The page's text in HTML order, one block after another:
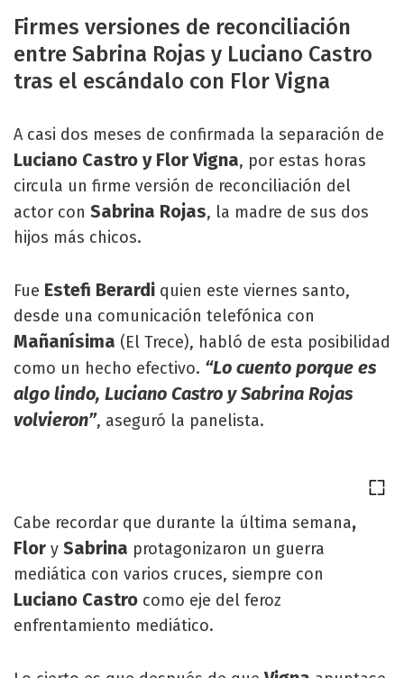
Firmes versiones de reconciliación
entre Sabrina Rojas y Luciano Castro
tras el escándalo con Flor Vigna
A casi dos meses de confirmada la separación de
Luciano Castro y Flor Vigna, por estas horas
circula un firme versión de reconciliación del
actor con Sabrina Rojas, la madre de sus dos
hijos más chicos.
Fue Estefi Berardi quien este viernes santo,
desde una comunicación telefónica con
Mañanísima (El Trece), habló de esta posibilidad
como un hecho efectivo. “Lo cuento porque es
algo lindo, Luciano Castro y Sabrina Rojas
volvieron”, aseguró la panelista.
Cabe recordar que durante la última semana,
Flor y Sabrina protagonizaron un guerra
mediática con varios cruces, siempre con
Luciano Castro como eje del feroz
enfrentamiento mediático.